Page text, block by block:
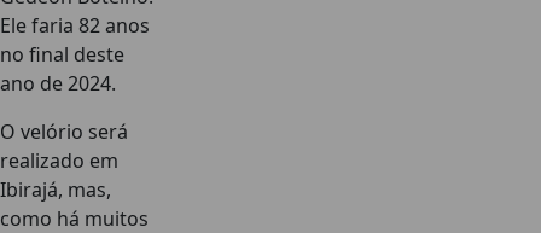
Ele faria 82 anos
no final deste
ano de 2024.
O velório será
realizado em
Ibirajá, mas,
como há muitos